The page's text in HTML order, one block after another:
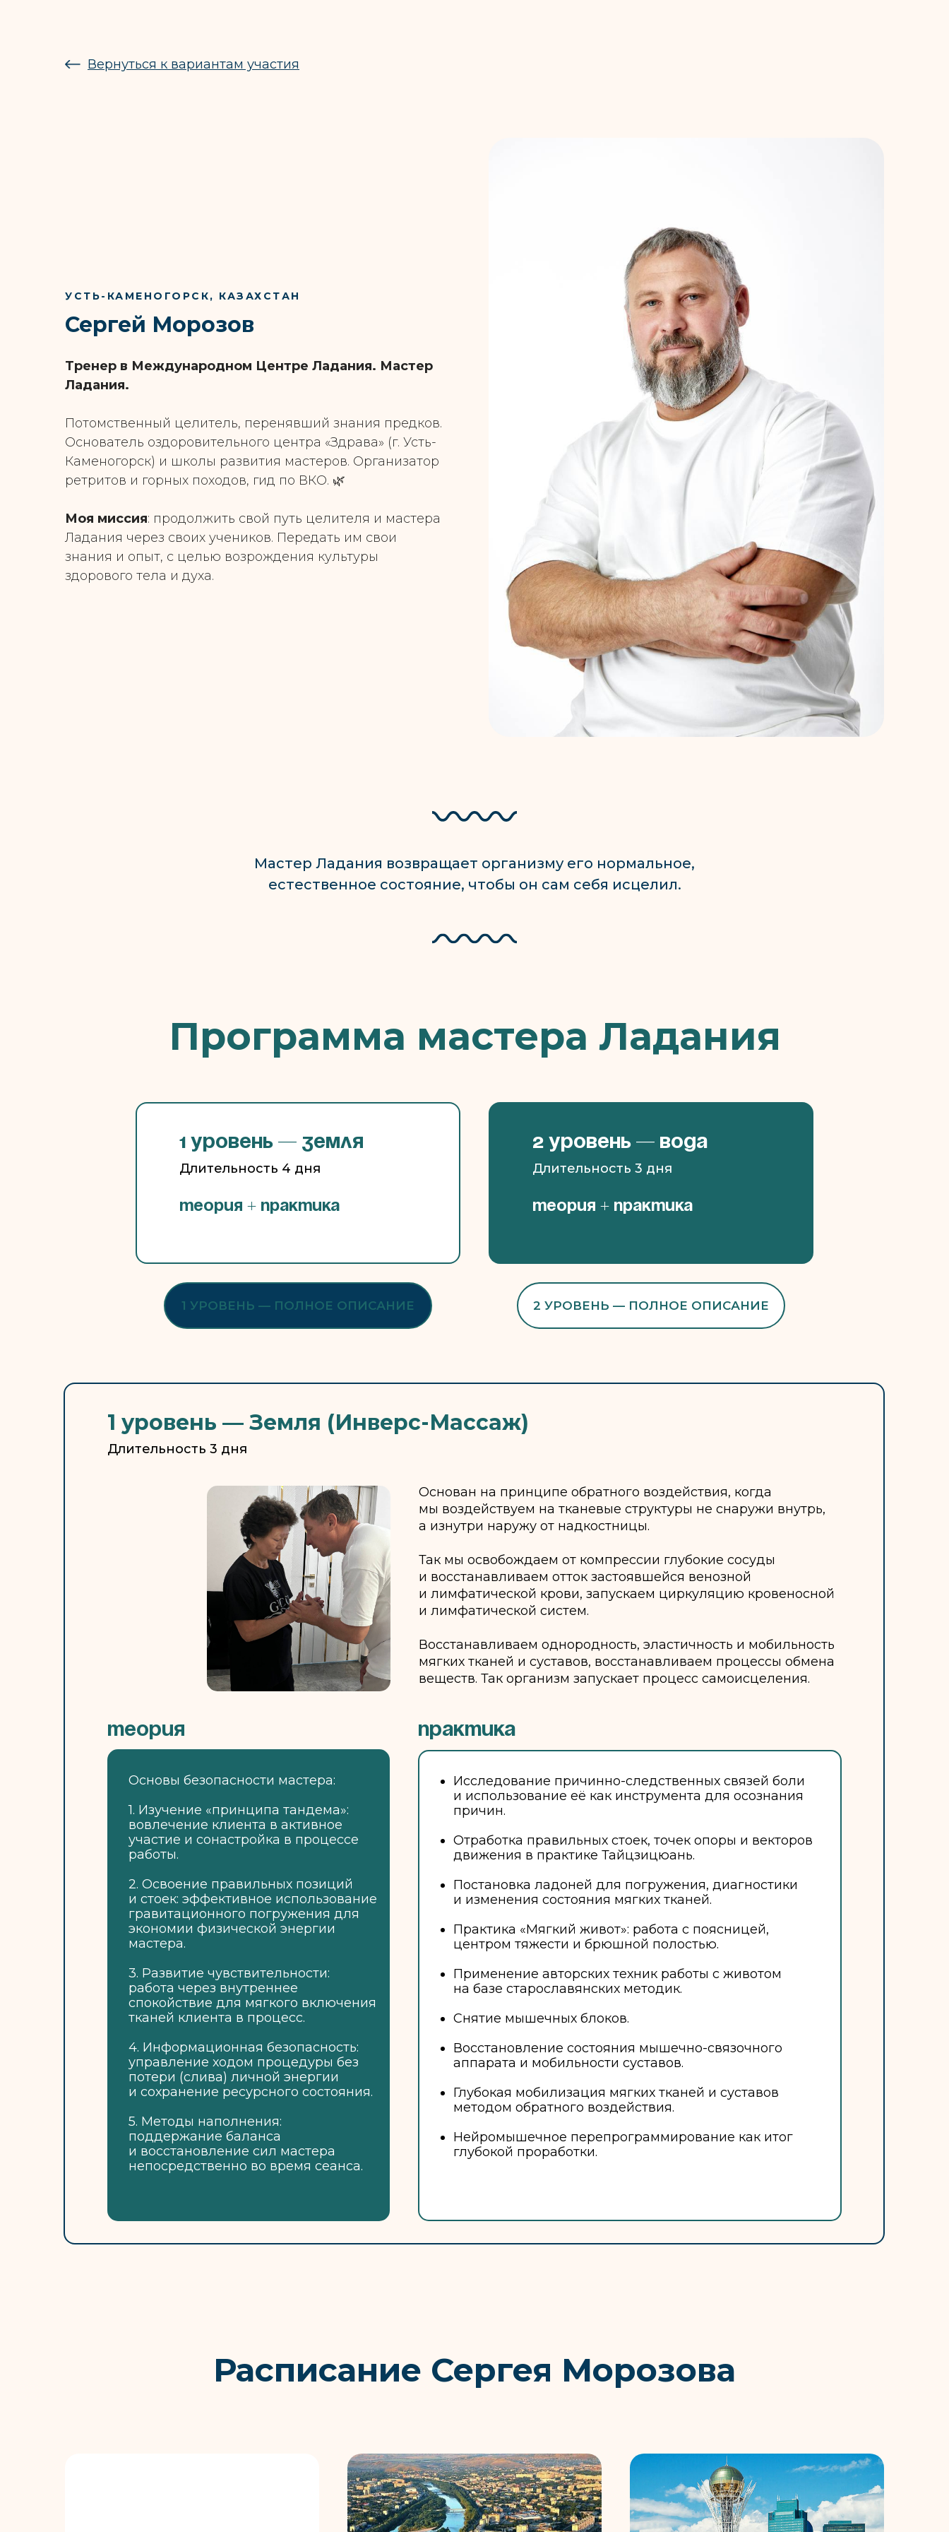
Вернуться к вариантам участия
УСТЬ-КАМЕНОГОРСК, КАЗАХСТАН
Сергей Морозов
Тренер в Международном Центре Ладания. Мастер
Ладания.
Потомственный целитель, перенявший знания предков.
Основатель оздоровительного центра «Здрава» (г. Усть-
Каменогорск) и школы развития мастеров. Организатор
ретритов и горных походов, гид по ВКО. 🌿
Моя миссия: продолжить свой путь целителя и мастера
Ладания через своих учеников. Передать им свои
знания и опыт, с целью возрождения культуры
здорового тела и духа.
Мастер Ладания возвращает организму его нормальное,
естественное состояние, чтобы он сам себя исцелил.
Программа мастера Ладания
2 уровень — Вода
Длительность 3 дня
Теория + практика
1 уровень — Земля
Длительность 4 дня
Теория + практика
1 УРОВЕНЬ — ПОЛНОЕ ОПИСАНИЕ 2 УРОВЕНЬ — ПОЛНОЕ ОПИСАНИЕ
Исследование причинно-следственных связей боли
и использование её как инструмента для осознания
причин.
Отработка правильных стоек, точек опоры и векторов
движения в практике Тайцзицюань.
Постановка ладоней для погружения, диагностики
и изменения состояния мягких тканей.
Практика «Мягкий живот»: работа с поясницей,
центром тяжести и брюшной полостью.
Применение авторских техник работы с животом
на базе старославянских методик.
Снятие мышечных блоков.
Восстановление состояния мышечно-связочного
аппарата и мобильности суставов.
Глубокая мобилизация мягких тканей и суставов
методом обратного воздействия.
Нейромышечное перепрограммирование как итог
глубокой проработки.
Основы безопасности мастера:
1.​ Изучение «принципа тандема»:
вовлечение клиента в активное
участие и сонастройка в процессе
работы.
2. ​Освоение правильных позиций
и стоек: эффективное использование
гравитационного погружения для
экономии физической энергии
мастера.
3.​ Развитие чувствительности:
работа через внутреннее
спокойствие для мягкого включения
тканей клиента в процесс.
4.​ Информационная безопасность:
управление ходом процедуры без
потери (слива) личной энергии
и сохранение ресурсного состояния.
5.​ Методы наполнения:
поддержание баланса
и восстановление сил мастера
непосредственно во время сеанса.
Основан на принципе обратного воздействия, когда
мы воздействуем на тканевые структуры не снаружи внутрь,
а изнутри наружу от надкостницы.
Так мы освобождаем от компрессии глубокие сосуды
и восстанавливаем отток застоявшейся венозной
и лимфатической крови, запускаем циркуляцию кровеносной
и лимфатической систем.
Восстанавливаем однородность, эластичность и мобильность
мягких тканей и суставов, восстанавливаем процессы обмена
веществ. Так организм запускает процесс самоисцеления.
1 уровень — Земля (Инверс-Массаж)
Длительность 3 дня
практика
Теория
Расписание Сергея Морозова